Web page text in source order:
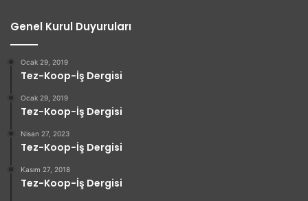
Genel Kurul Duyuruları
Ocak 29, 2019
Tez-Koop-İş Dergisi
Ocak 29, 2019
Tez-Koop-İş Dergisi
Nisan 27, 2023
Tez-Koop-İş Dergisi
Kasım 27, 2018
Tez-Koop-İş Dergisi